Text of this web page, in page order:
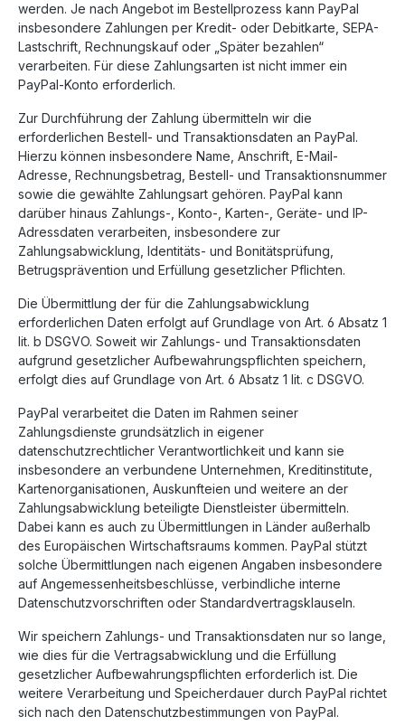
werden. Je nach Angebot im Bestellprozess kann PayPal
insbesondere Zahlungen per Kredit- oder Debitkarte, SEPA-
Lastschrift, Rechnungskauf oder „Später bezahlen“
verarbeiten. Für diese Zahlungsarten ist nicht immer ein
PayPal-Konto erforderlich.
Zur Durchführung der Zahlung übermitteln wir die
erforderlichen Bestell- und Transaktionsdaten an PayPal.
Hierzu können insbesondere Name, Anschrift, E-Mail-
Adresse, Rechnungsbetrag, Bestell- und Transaktionsnummer
sowie die gewählte Zahlungsart gehören. PayPal kann
darüber hinaus Zahlungs-, Konto-, Karten-, Geräte- und IP-
Adressdaten verarbeiten, insbesondere zur
Zahlungsabwicklung, Identitäts- und Bonitätsprüfung,
Betrugsprävention und Erfüllung gesetzlicher Pflichten.
Die Übermittlung der für die Zahlungsabwicklung
erforderlichen Daten erfolgt auf Grundlage von Art. 6 Absatz 1
lit. b DSGVO. Soweit wir Zahlungs- und Transaktionsdaten
aufgrund gesetzlicher Aufbewahrungspflichten speichern,
erfolgt dies auf Grundlage von Art. 6 Absatz 1 lit. c DSGVO.
PayPal verarbeitet die Daten im Rahmen seiner
Zahlungsdienste grundsätzlich in eigener
datenschutzrechtlicher Verantwortlichkeit und kann sie
insbesondere an verbundene Unternehmen, Kreditinstitute,
Kartenorganisationen, Auskunfteien und weitere an der
Zahlungsabwicklung beteiligte Dienstleister übermitteln.
Dabei kann es auch zu Übermittlungen in Länder außerhalb
des Europäischen Wirtschaftsraums kommen. PayPal stützt
solche Übermittlungen nach eigenen Angaben insbesondere
auf Angemessenheitsbeschlüsse, verbindliche interne
Datenschutzvorschriften oder Standardvertragsklauseln.
Wir speichern Zahlungs- und Transaktionsdaten nur so lange,
wie dies für die Vertragsabwicklung und die Erfüllung
gesetzlicher Aufbewahrungspflichten erforderlich ist. Die
weitere Verarbeitung und Speicherdauer durch PayPal richtet
sich nach den Datenschutzbestimmungen von PayPal.